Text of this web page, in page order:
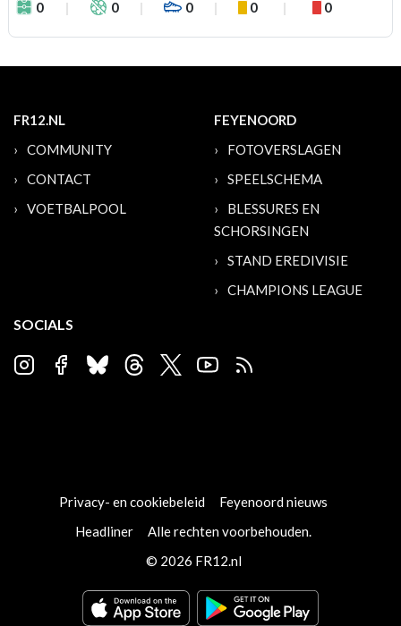
0
0 0 0 0
FR12.NL
COMMUNITY
CONTACT
VOETBALPOOL
FEYENOORD
FOTOVERSLAGEN
SPEELSCHEMA
BLESSURES EN
SCHORSINGEN
STAND EREDIVISIE
CHAMPIONS LEAGUE
SOCIALS
Privacy- en cookiebeleid
Feyenoord nieuws
Headliner
Alle rechten voorbehouden.
© 2026 FR12.nl